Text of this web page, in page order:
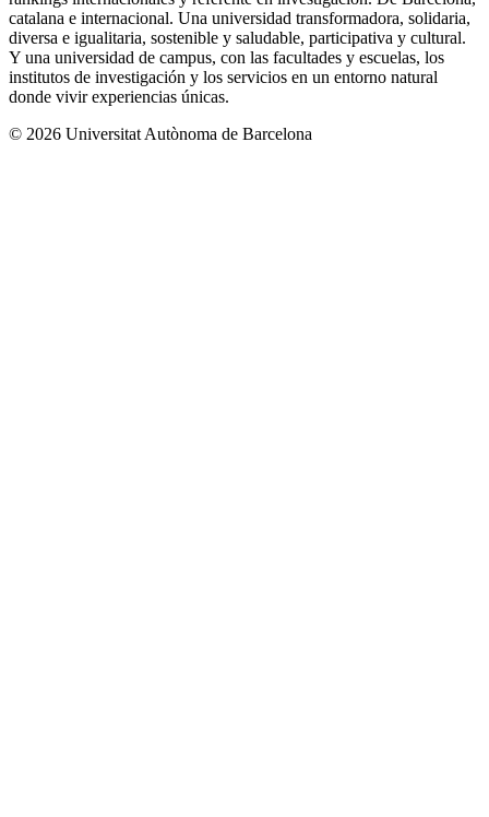
catalana e internacional. Una universidad transformadora, solidaria,
diversa e igualitaria, sostenible y saludable, participativa y cultural.
Y una universidad de campus, con las facultades y escuelas, los
institutos de investigación y los servicios en un entorno natural
donde vivir experiencias únicas.
© 2026 Universitat Autònoma de Barcelona